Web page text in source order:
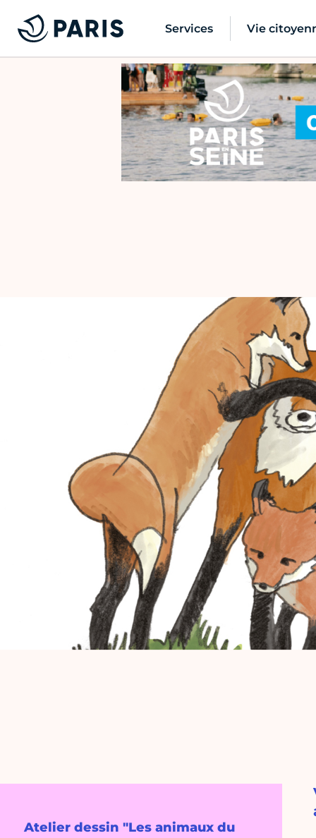
Services Vie
Atelier dessin "Les animaux du